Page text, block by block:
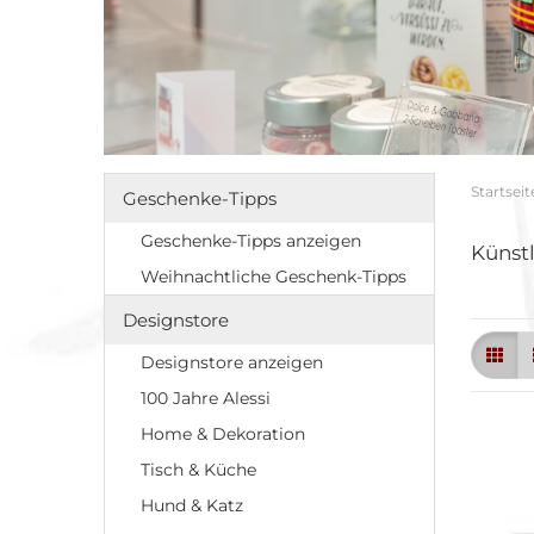
Küchengeräte
Küchenhelfer
Tafelgeschirr
Servietten
Kaffeezubereiter
Bester Kaffee
Geschenke-Tipps
Geschenke-Tipps anzeigen
Weihnachtliche Geschenk-Tipps
Designstore
Designstore anzeigen
100 Jahre Alessi
Home & Dekoration
Tisch & Küche
Hund & Katz